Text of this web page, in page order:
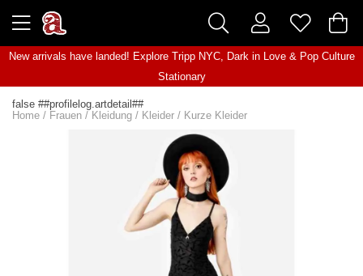
New arrivals have landed! Explore Tripp NYC, Dark in Love& Pop Culture
Stationary
false ##profilelog.artdetail##
Home / Frauen / Kleidung / Kleider / Kurze Kleider